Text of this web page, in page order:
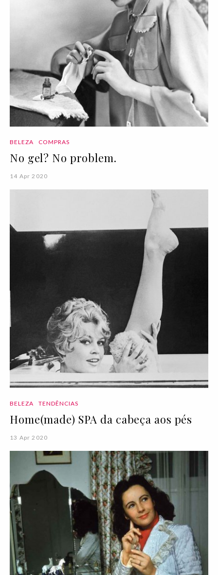
BELEZA COMPRAS
No gel? No problem.
14 Apr 2020
BELEZA TENDÊNCIAS
Home(made) SPA da cabeça aos pés
13 Apr 2020